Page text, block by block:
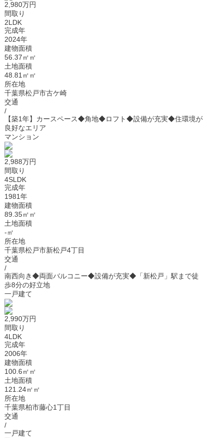
2,980万円
間取り
2LDK
完成年
2024年
建物面積
56.37㎡㎡
土地面積
48.81㎡㎡
所在地
千葉県松戸市古ケ崎
交通
/
【築1年】カースペース◆角地◆ロフト◆設備が充実◆住環境が
良好なエリア
マンション
2,988万円
間取り
4SLDK
完成年
1981年
建物面積
89.35㎡㎡
土地面積
-㎡
所在地
千葉県松戸市新松戸4丁目
交通
/
南西向き◆両面バルコニー◆設備が充実◆「新松戸」駅まで徒
歩8分の好立地
一戸建て
2,990万円
間取り
4LDK
完成年
2006年
建物面積
100.6㎡㎡
土地面積
121.24㎡㎡
所在地
千葉県柏市藤心1丁目
交通
/
一戸建て